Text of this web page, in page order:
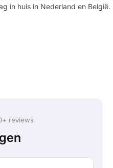
in huis in Nederland en België.
reviews